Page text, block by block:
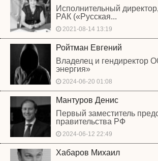
Исполнительный
РАК («Русская...
2021-08-14 13:19
Ройтман Евгений
Владелец и гендиректор
энергия»
2024-06-20 01:08
Мантуров Денис
Первый заместитель
правительства РФ
2024-06-12 22:49
Хабаров Михаил